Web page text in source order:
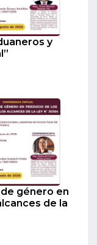
y
género en
de la